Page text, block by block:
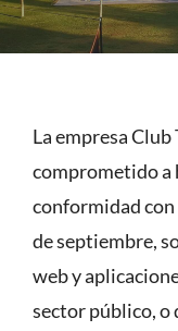
La empresa Club
comprometido a
conformidad
de septiembre,
web y
sector público, o